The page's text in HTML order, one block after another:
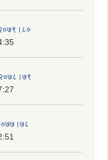
२०७९।८०
२०७८।७९